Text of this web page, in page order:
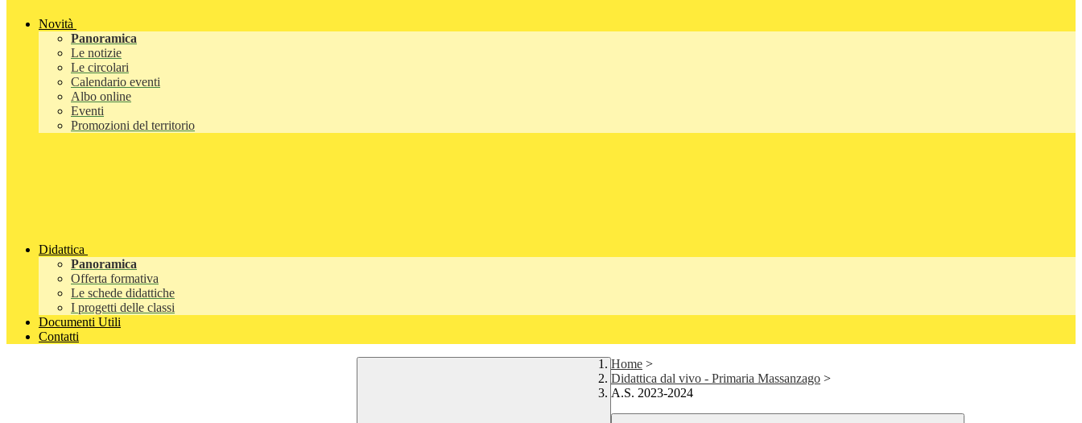
Novità
Panoramica
Le notizie
Le circolari
Calendario eventi
Albo online
Eventi
Promozioni del territorio
Didattica
Panoramica
Offerta formativa
Le schede didattiche
I progetti delle classi
Documenti Utili
Contatti
Home >
Didattica dal vivo - Primaria Massanzago >
A.S. 2023-2024